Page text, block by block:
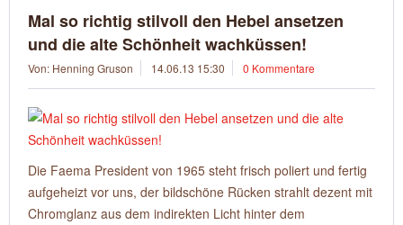
Mal so richtig stilvoll den Hebel ansetzen
und die alte Schönheit wachküssen!
Von: Henning Gruson 14.06.13 15:30 0 Kommentare
Die Faema President von 1965 steht frisch poliert und fertig
aufgeheizt vor uns, der bildschöne Rücken strahlt dezent mit
Chromglanz aus dem indirekten Licht hinter dem